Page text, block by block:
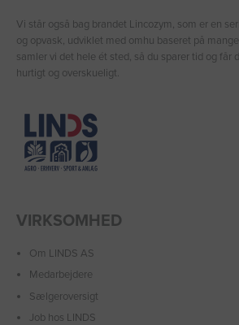
Vi står også bag brandet Lincozym, som er en
og opvask, udviklet med omhu baseret på
samler vi det hele ét sted, så du sparer tid og får
hurtigt og overskueligt.
VIRKSOMHED
Om LINDS AS
Medarbejdere
Sælgeroversigt
Job hos LINDS